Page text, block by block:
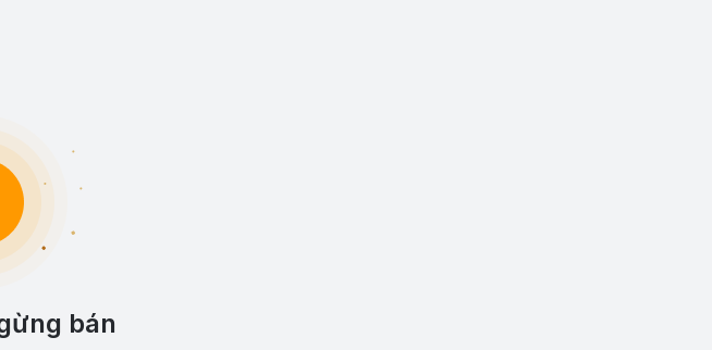
bán